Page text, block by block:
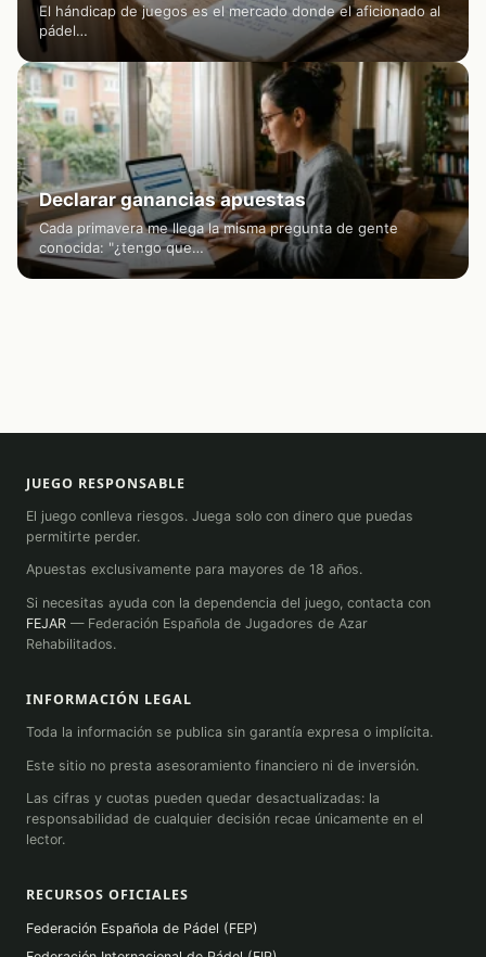
El hándicap de juegos es el mercado donde el aficionado al
pádel…
Declarar ganancias apuestas
Cada primavera me llega la misma pregunta de gente
conocida: "¿tengo que…
JUEGO RESPONSABLE
El juego conlleva riesgos. Juega solo con dinero que puedas
permitirte perder.
Apuestas exclusivamente para mayores de 18 años.
Si necesitas ayuda con la dependencia del juego, contacta con
FEJAR — Federación Española de Jugadores de Azar
Rehabilitados.
INFORMACIÓN LEGAL
Toda la información se publica sin garantía expresa o implícita.
Este sitio no presta asesoramiento financiero ni de inversión.
Las cifras y cuotas pueden quedar desactualizadas: la
responsabilidad de cualquier decisión recae únicamente en el
lector.
RECURSOS OFICIALES
Federación Española de Pádel (FEP)